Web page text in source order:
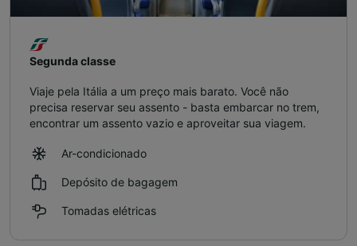
Segunda classe
Viaje pela Itália a um preço mais barato. Você não
precisa reservar seu assento - basta embarcar no trem,
encontrar um assento vazio e aproveitar sua viagem.
Ar-condicionado
Depósito de bagagem
Tomadas elétricas